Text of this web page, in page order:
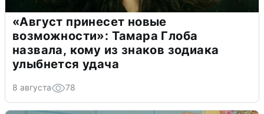
«Август принесет новые
возможности»: Тамара Глоба
назвала, кому из знаков зодиака
улыбнется удача
8 августа 78